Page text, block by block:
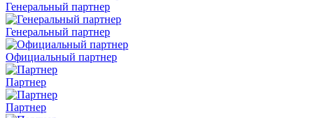
Генеральный партнер
Генеральный партнер
Официальный партнер
Партнер
Партнер